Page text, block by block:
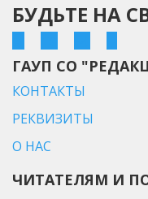
БУДЬТЕ НА
ГАУП СО
КОНТАКТЫ
РЕКВИЗИТЫ
О НАС
ЧИТАТЕЛЯМ И